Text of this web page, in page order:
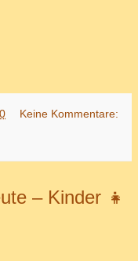
Keine Kommentare:
– Kinder 👧